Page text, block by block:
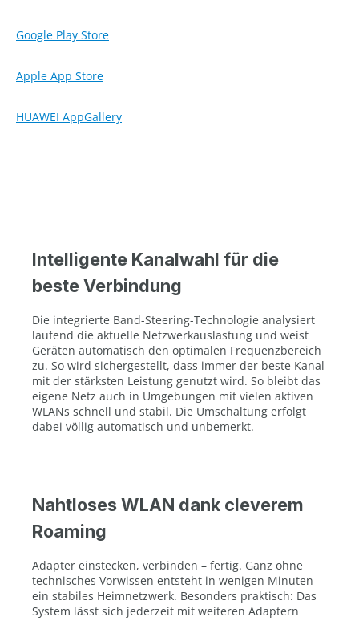
Google Play Store
Apple App Store
HUAWEI AppGallery
Intelligente Kanalwahl für die
beste Verbindung
Die integrierte Band-Steering-Technologie analysiert
laufend die aktuelle Netzwerkauslastung und weist
Geräten automatisch den optimalen Frequenzbereich
zu. So wird sichergestellt, dass immer der beste Kanal
mit der stärksten Leistung genutzt wird. So bleibt das
eigene Netz auch in Umgebungen mit vielen aktiven
WLANs schnell und stabil. Die Umschaltung erfolgt
dabei völlig automatisch und unbemerkt.
Nahtloses WLAN dank cleverem
Roaming
Adapter einstecken, verbinden – fertig. Ganz ohne
technisches Vorwissen entsteht in wenigen Minuten
ein stabiles Heimnetzwerk. Besonders praktisch: Das
System lässt sich jederzeit mit weiteren Adaptern